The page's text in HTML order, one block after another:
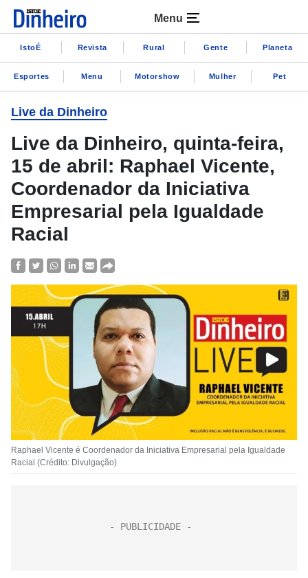
Menu
IstoÉ Revista Rural Gente Planeta
Esportes Menu Motorshow Mulher Pet
Live da Dinheiro
Live da Dinheiro, quinta-feira,
15 de abril: Raphael Vicente,
Coordenador da Iniciativa
Empresarial pela Igualdade
Racial
Raphael Vicente é Coordenador da Iniciativa Empresarial pela Igualdade
Racial (Crédito: Divulgação)